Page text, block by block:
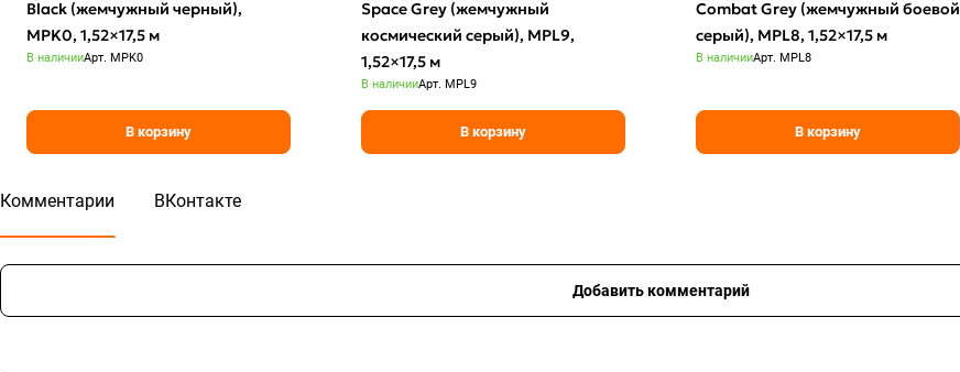
Black (жемчужный черный),
MPK0, 1,52×17,5 м
В наличииАрт. MPK0
В корзину
Space Grey (жемчужный
космический серый), MPL9,
1,52×17,5 м
В наличииАрт. MPL9
В корзину
Combat Grey (жемчужный боевой
серый), MPL8, 1,52×17,5 м
В наличииАрт. MPL8
В корзину
Комментарии ВКонтакте
Добавить комментарий